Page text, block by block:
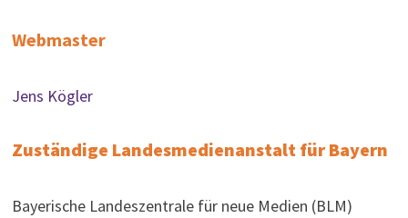
Webmaster
Jens Kögler
Zuständige Landesmedienanstalt für Bayern
Bayerische Landeszentrale für neue Medien (BLM)